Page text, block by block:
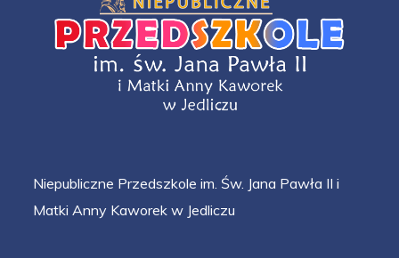
Niepubliczne Przedszkole im. Św. Jana Pawła II i
Matki Anny Kaworek w Jedliczu